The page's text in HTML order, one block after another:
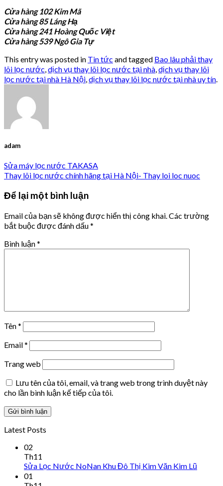
Cửa hàng 102 Kim Mã
Cửa hàng 85 Láng Hạ
Cửa hàng 241 Hoàng Quốc Việt
Cửa hàng 539 Ngô Gia Tự
This entry was posted in Tin tức and tagged Bao lâu phải thay
lõi lọc nước dịch vụ thay lõi lọc nước tại nhà dịch vụ thay lõi
lọc nước tại nhà Hà Nội dịch vụ thay lõi lọc nước tại nhà uy tín
adam
Sửa máy lọc nước TAKASA
Thay lõi lọc nước chính hãng tại Hà Nội- Thay loi loc nuoc
Để lại một bình luận
Email của bạn sẽ không được hiển thị công khai. Các trường
bắt buộc được đánh dấu*
Bình luận*
Tên*
Email*
Trang web
Lưu tên của tôi, email, và trang web trong trình duyệt này
cho lần bình luận kế tiếp của tôi.
Latest Posts
02
Th11
Sửa Lọc Nước NoNan Khu Đô Thị Kim Văn Kim Lũ
01